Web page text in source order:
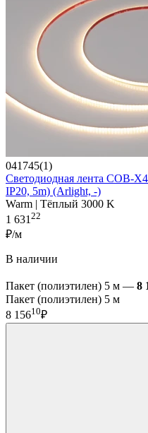
041745(1)
Светодиодная лента COB-
IP20, 5m) (Arlight, -)
Warm | Тёплый 3000 K
1 631 22
₽/м
В наличии
Пакет (полиэтилен) 5 м — 8
Пакет (полиэтилен) 5 м
8 15610₽